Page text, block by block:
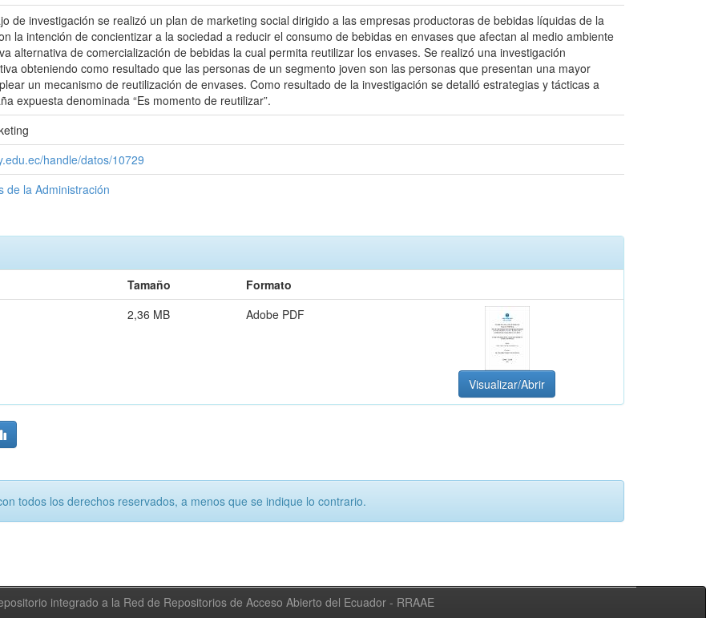
de investigación se realizó un plan de marketing social dirigido a las empresas productoras de bebidas líquidas de la
la intención de concientizar a la sociedad a reducir el consumo de bebidas en envases que afectan al medio ambiente
alternativa de comercialización de bebidas la cual permita reutilizar los envases. Se realizó una investigación
obteniendo como resultado que las personas de un segmento joven son las personas que presentan una mayor
un mecanismo de reutilización de envases. Como resultado de la investigación se detalló estrategias y tácticas a
expuesta denominada “Es momento de reutilizar”.
handle/datos/10729
de la Administración
Tamaño
Formato
2,36 MB Adobe PDF
Visualizar/Abrir
todos los derechos reservados, a menos que se indique lo contrario.
integrado a la Red de Repositorios de Acceso Abierto del Ecuador - RRAAE